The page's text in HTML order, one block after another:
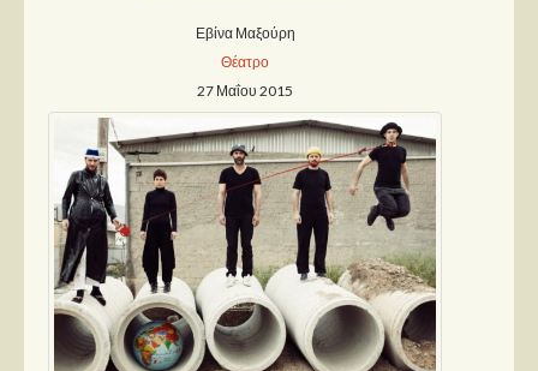
Παρουσιάσεις
Δίσκοι
Σειρές
Ταινίες
Βιβλία
Video News
Καλλιτέχνες
Εβίνα Μαξούρη
Θέατρο
27 Μαΐου 2015